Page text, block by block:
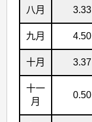
八月 3.33
九月 4.50
十月 3.37
十一
月
0.50